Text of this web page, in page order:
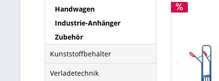
Handwagen
Industrie-Anhänger
Zubehör
Kunststoffbehälter
Verladetechnik